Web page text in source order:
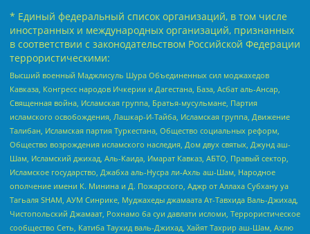
* Единый федеральный список организаций, в том числе
иностранных и международных организаций, признанных
в соответствии с законодательством Российской Федерации
террористическими:
Высший военный Маджлисуль Шура Объединенных сил моджахедов
Кавказа, Конгресс народов Ичкерии и Дагестана, База, Асбат аль-Ансар,
Священная война, Исламская группа, Братья-мусульмане, Партия
исламского освобождения, Лашкар-И-Тайба, Исламская группа, Движение
Талибан, Исламская партия Туркестана, Общество социальных реформ,
Общество возрождения исламского наследия, Дом двух святых, Джунд аш-
Шам, Исламский джихад, Аль-Каида, Имарат Кавказ, АБТО, Правый сектор,
Исламское государство, Джабха аль-Нусра ли-Ахль аш-Шам, Народное
ополчение имени К. Минина и Д. Пожарского, Аджр от Аллаха Субхану уа
Тагьаля SHAM, АУМ Синрике, Муджахеды джамаата Ат-Тавхида Валь-Джихад,
Чистопольский Джамаат, Рохнамо ба суи давлати исломи, Террористическое
сообщество Сеть, Катиба Таухид валь-Джихад, Хайят Тахрир аш-Шам, Ахлю